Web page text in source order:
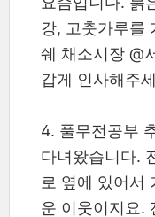
강, 고춧가루를
쉐 채소시장 @
갑게 인사해주
4. 풀무전공부
다녀왔습니다.
로 옆에 있어서
운 이웃이지요.